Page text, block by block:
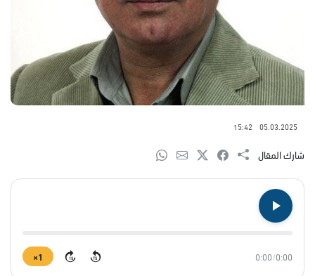
05.03.2025
15:42
شارك المقال
0:00
/
0:00
15
15
1×